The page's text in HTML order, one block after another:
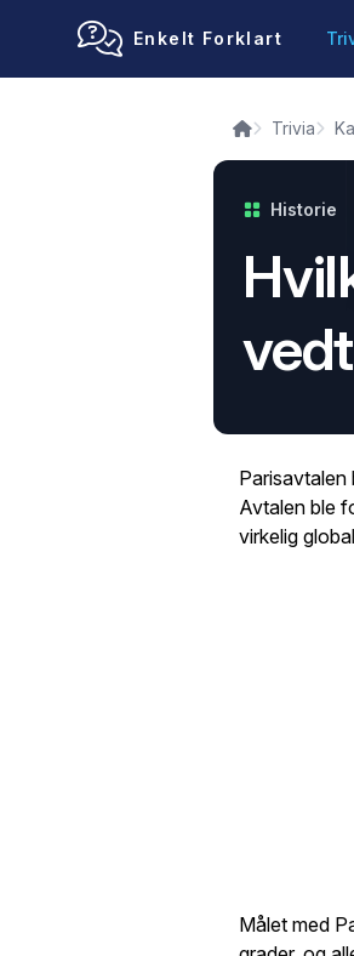
Enkelt Forklart
Trivia
Historie
Parisavtalen
Avtalen ble
virkelig
Målet med